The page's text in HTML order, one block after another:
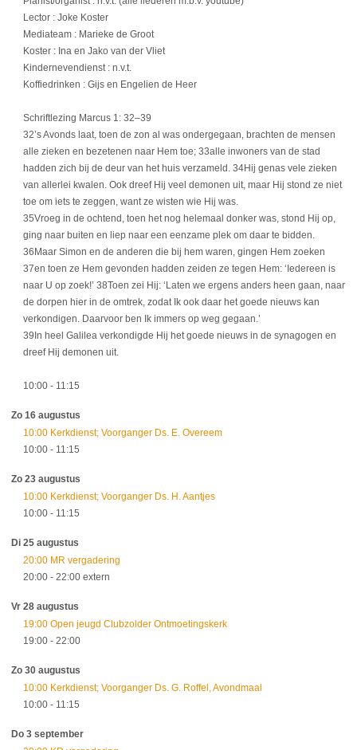
Lector : Joke Koster
Mediateam : Marieke de Groot
Koster : Ina en Jako van der Vliet
Kindernevendienst : n.v.t.
Koffiedrinken : Gijs en Engelien de Heer
Schriftlezing Marcus 1: 32–39
32’s Avonds laat, toen de zon al was ondergegaan, brachten de mensen
alle zieken en bezetenen naar Hem toe; 33alle inwoners van de stad
hadden zich bij de deur van het huis verzameld. 34Hij genas vele zieken
van allerlei kwalen. Ook dreef Hij veel demonen uit, maar Hij stond ze niet
toe om iets te zeggen, want ze wisten wie Hij was.
35Vroeg in de ochtend, toen het nog helemaal donker was, stond Hij op,
ging naar buiten en liep naar een eenzame plek om daar te bidden.
36Maar Simon en de anderen die bij hem waren, gingen Hem zoeken
37en toen ze Hem gevonden hadden zeiden ze tegen Hem: ‘Iedereen is
naar U op zoek!’ 38Toen zei Hij: ‘Laten we ergens anders heen gaan, naar
de dorpen hier in de omtrek, zodat Ik ook daar het goede nieuws kan
verkondigen. Daarvoor ben Ik immers op weg gegaan.’
39In heel Galilea verkondigde Hij het goede nieuws in de synagogen en
dreef Hij demonen uit.
10:00 - 11:15
Zo 16 augustus
10:00 Kerkdienst; Voorganger Ds. E. Overeem
10:00 - 11:15
Zo 23 augustus
10:00 Kerkdienst; Voorganger Ds. H. Aantjes
10:00 - 11:15
Di 25 augustus
20:00 MR vergadering
20:00 - 22:00 extern
Vr 28 augustus
19:00 Open jeugd Clubzolder Ontmoetingskerk
19:00 - 22:00
Zo 30 augustus
10:00 Kerkdienst; Voorganger Ds. G. Roffel, Avondmaal
10:00 - 11:15
Do 3 september